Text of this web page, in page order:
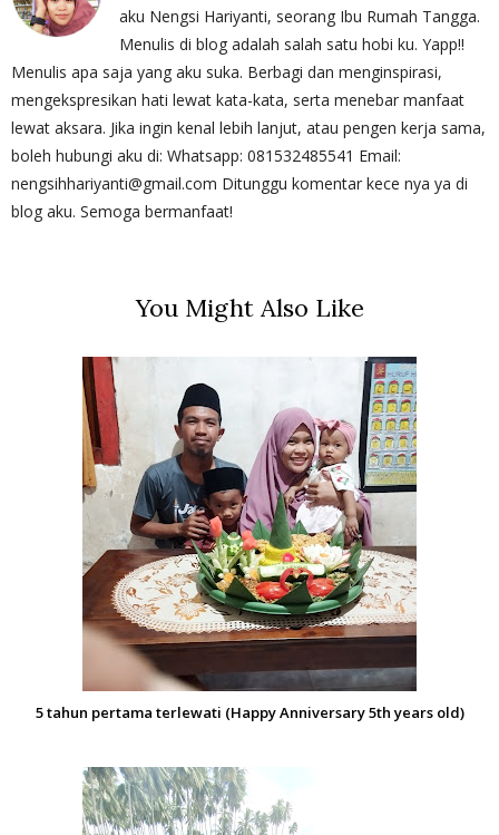
aku Nengsi Hariyanti, seorang Ibu Rumah Tangga.
Menulis di blog adalah salah satu hobi ku. Yapp!!
Menulis apa saja yang aku suka. Berbagi dan menginspirasi,
mengekspresikan hati lewat kata-kata, serta menebar manfaat
lewat aksara. Jika ingin kenal lebih lanjut, atau pengen kerja sama,
boleh hubungi aku di: Whatsapp: 081532485541 Email:
nengsihhariyanti@gmail.com Ditunggu komentar kece nya ya di
blog aku. Semoga bermanfaat!
You Might Also Like
5 tahun pertama terlewati (Happy Anniversary 5th years old)